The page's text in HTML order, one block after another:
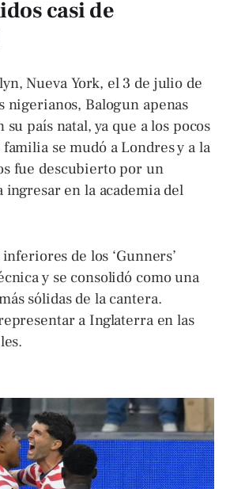
casi de
Nueva York, el 3 de julio de
nigerianos, Balogun apenas
su país natal, ya que a los pocos
familia se mudó a Londres y a la
fue descubierto por un
ingresar en la academia del
de los ‘Gunners’
y se consolidó como una
sólidas de la cantera.
a Inglaterra en las